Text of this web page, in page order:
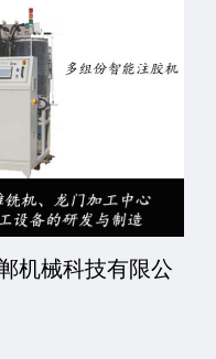
纤维有限公司